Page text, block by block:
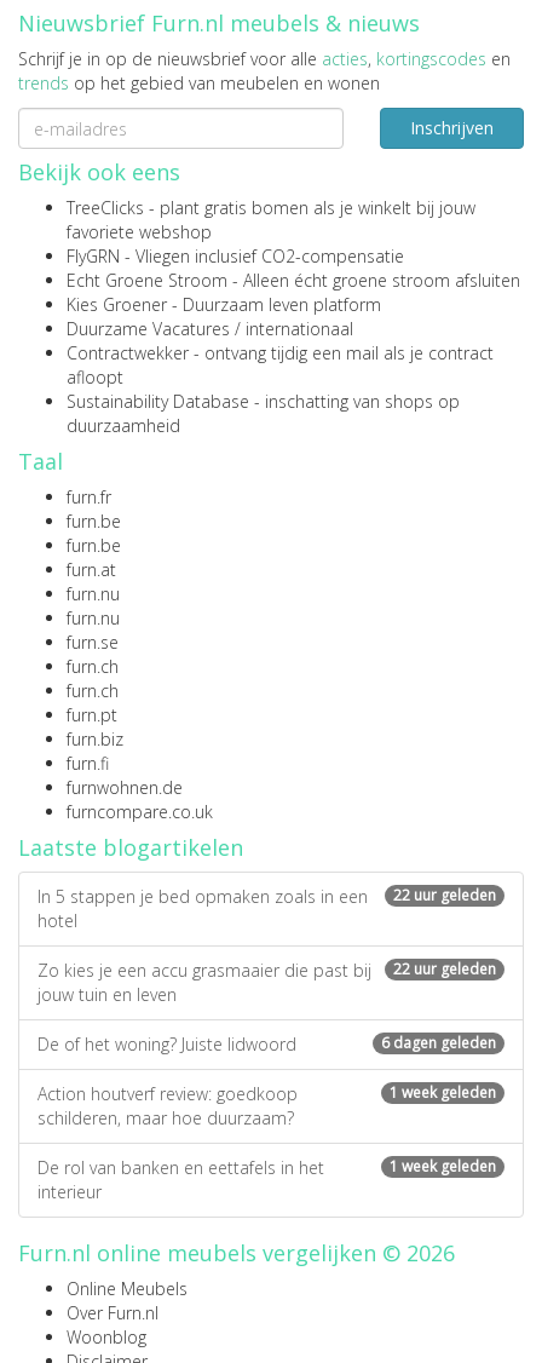
Nieuwsbrief Furn.nl meubels & nieuws
Schrijf je in op de nieuwsbrief voor alle acties, kortingscodes en
trends op het gebied van meubelen en wonen
Inschrijven
Bekijk ook eens
TreeClicks - plant gratis bomen als je winkelt bij jouw
favoriete webshop
FlyGRN - Vliegen inclusief CO2-compensatie
Echt Groene Stroom - Alleen écht groene stroom afsluiten
Kies Groener - Duurzaam leven platform
Duurzame Vacatures / internationaal
Contractwekker - ontvang tijdig een mail als je contract
afloopt
Sustainability Database - inschatting van shops op
duurzaamheid
Taal
furn.fr
furn.be
furn.be
furn.at
furn.nu
furn.nu
furn.se
furn.ch
furn.ch
furn.pt
furn.biz
furn.fi
furnwohnen.de
furncompare.co.uk
Laatste blogartikelen
22 uur geleden
In 5 stappen je bed opmaken zoals in een
hotel
22 uur geleden
Zo kies je een accu grasmaaier die past bij
jouw tuin en leven
6 dagen geleden
De of het woning? Juiste lidwoord
1 week geleden
Action houtverf review: goedkoop
schilderen, maar hoe duurzaam?
1 week geleden
De rol van banken en eettafels in het
interieur
Furn.nl online meubels vergelijken © 2026
Online Meubels
Over Furn.nl
Woonblog